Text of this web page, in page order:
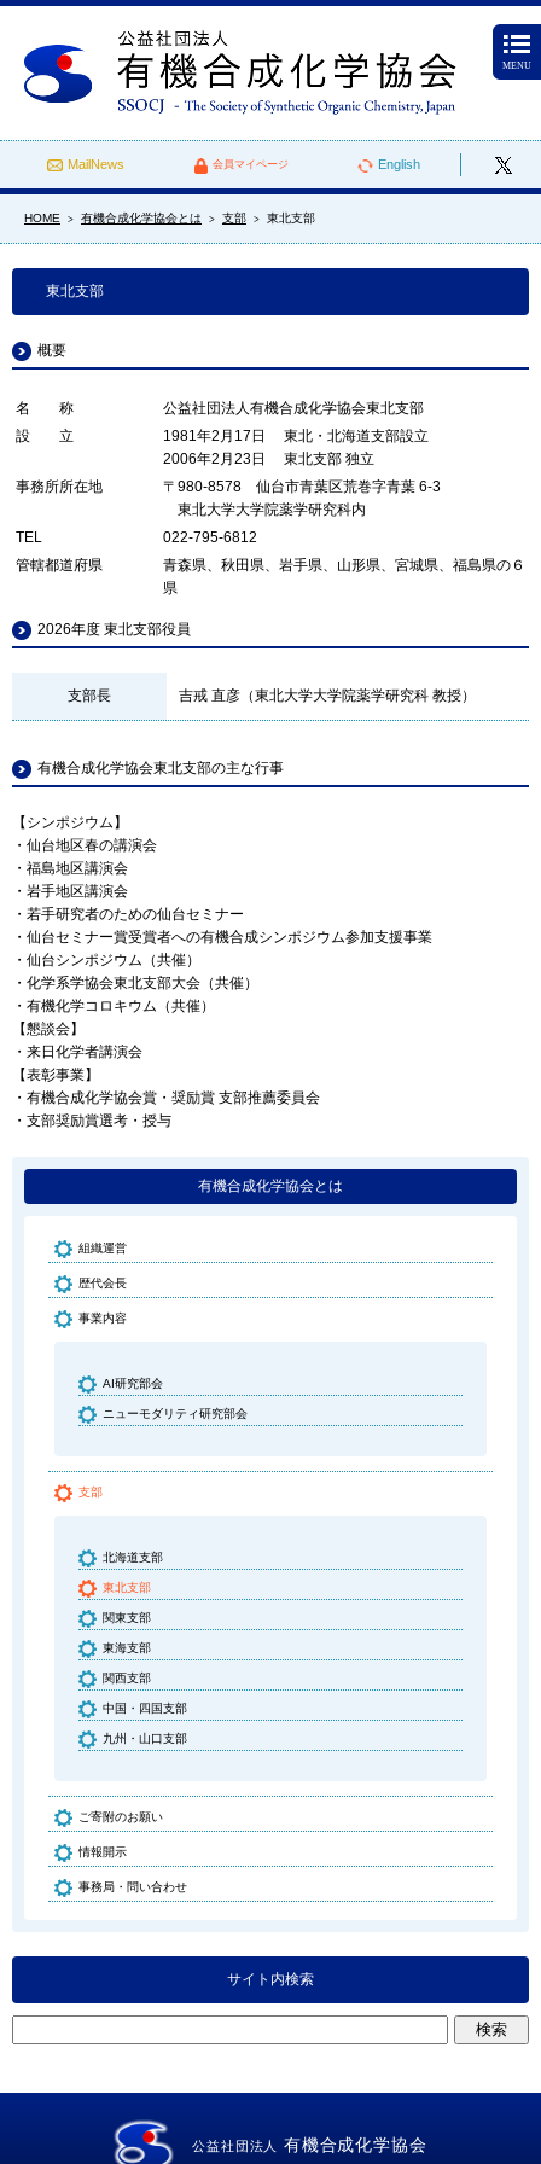
MailNews 会員マイページ English
MENU
HOME > 有機合成化学協会とは > 支部 > 東北支部
東北支部
概要
名 称
公益社団法人有機合成化学協会東北支部
設 立
1981年2月17日 東北・北海道支部設立
2006年2月23日 東北支部 独立
事務所所在地
〒980-8578 仙台市青葉区荒巻字青葉 6-3
東北大学大学院薬学研究科内
TEL
022-795-6812
管轄都道府県
青森県、秋田県、岩手県、山形県、宮城県、福島県の６
県
2026年度 東北支部役員
支部長 吉戒 直彦（東北大学大学院薬学研究科 教授）
有機合成化学協会東北支部の主な行事
【シンポジウム】
・仙台地区春の講演会
・福島地区講演会
・岩手地区講演会
・若手研究者のための仙台セミナー
・仙台セミナー賞受賞者への有機合成シンポジウム参加支援事業
・仙台シンポジウム（共催）
・化学系学協会東北支部大会（共催）
・有機化学コロキウム（共催）
【懇談会】
・来日化学者講演会
【表彰事業】
・有機合成化学協会賞・奨励賞 支部推薦委員会
・支部奨励賞選考・授与
有機合成化学協会とは
組織運営
歴代会長
事業内容
AI研究部会
ニューモダリティ研究部会
支部
北海道支部
東北支部
関東支部
東海支部
関西支部
中国・四国支部
九州・山口支部
ご寄附のお願い
情報開示
事務局・問い合わせ
サイト内検索
公益社団法人 有機合成化学協会